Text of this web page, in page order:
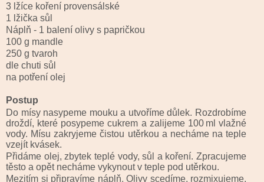
3 lžíce koření provensálské
1 lžička sůl
Náplň - 1 balení olivy s papričkou
100 g mandle
250 g tvaroh
dle chuti sůl
na potření olej
Postup
Do mísy nasypeme mouku a utvoříme důlek. Rozdrobíme
droždí, které posypeme cukrem a zalijeme 100 ml vlažné
vody. Mísu zakryjeme čistou utěrkou a necháme na teple
vzejít kvásek.
Přidáme olej, zbytek teplé vody, sůl a koření. Zpracujeme
těsto a opět necháme vykynout v teple pod utěrkou.
Mezitím si připravíme náplň. Olivy scedíme, rozmixujeme,